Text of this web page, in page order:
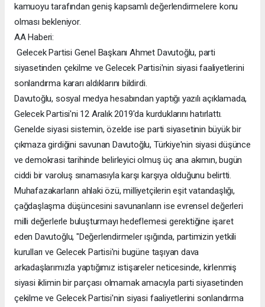
kamuoyu tarafından geniş kapsamlı değerlendirmelere konu
olması bekleniyor.
AA Haberi:
Gelecek Partisi Genel Başkanı Ahmet Davutoğlu, parti
siyasetinden çekilme ve Gelecek Partisi'nin siyasi faaliyetlerini
sonlandırma kararı aldıklarını bildirdi.
Davutoğlu, sosyal medya hesabından yaptığı yazılı açıklamada,
Gelecek Partisi'ni 12 Aralık 2019'da kurduklarını hatırlattı.
Genelde siyasi sistemin, özelde ise parti siyasetinin büyük bir
çıkmaza girdiğini savunan Davutoğlu, Türkiye'nin siyasi düşünce
ve demokrasi tarihinde belirleyici olmuş üç ana akımın, bugün
ciddi bir varoluş sınamasıyla karşı karşıya olduğunu belirtti.
Muhafazakarların ahlaki özü, milliyetçilerin eşit vatandaşlığı,
çağdaşlaşma düşüncesini savunanların ise evrensel değerleri
milli değerlerle buluşturmayı hedeflemesi gerektiğine işaret
eden Davutoğlu, "Değerlendirmeler ışığında, partimizin yetkili
kurulları ve Gelecek Partisi'ni bugüne taşıyan dava
arkadaşlarımızla yaptığımız istişareler neticesinde, kirlenmiş
siyasi iklimin bir parçası olmamak amacıyla parti siyasetinden
çekilme ve Gelecek Partisi'nin siyasi faaliyetlerini sonlandırma